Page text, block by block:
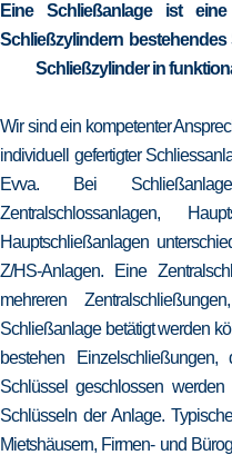
Eine Schließanlage ist
Schließzylindern
Schließzylinder in
Wir sind ein kompetenter
individuell gefertigter
Evva. Bei
Zentralschlossanlagen,
Hauptschließanlagen
Z/HS-Anlagen. Eine
mehreren
Schließanlage betätigt werden
bestehen
Schlüssel geschlossen
Schlüsseln der Anlage.
Mietshäusern, Firmen- und